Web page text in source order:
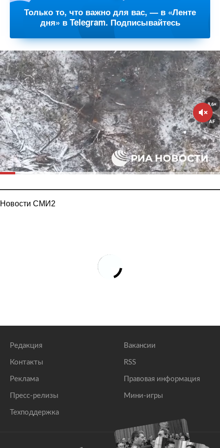
Только то, что важно для вас, — в «Ленте
дня» в Telegram. Подписывайтесь
Новости СМИ2
Редакция
Контакты
Реклама
Пресс-релизы
Техподдержка
Вакансии
RSS
Правовая информация
Мини-игры